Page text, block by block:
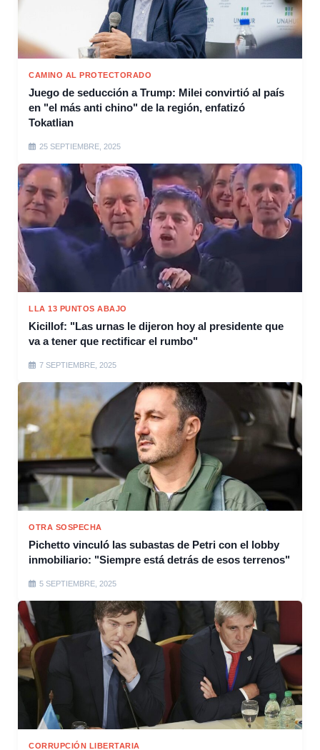
CAMINO AL PROTECTORADO
Juego de seducción a Trump: Milei convirtió al país
en "el más anti chino" de la región, enfatizó
Tokatlian
25 SEPTIEMBRE, 2025
LLA 13 PUNTOS ABAJO
Kicillof: "Las urnas le dijeron hoy al presidente que
va a tener que rectificar el rumbo"
7 SEPTIEMBRE, 2025
OTRA SOSPECHA
Pichetto vinculó las subastas de Petri con el lobby
inmobiliario: "Siempre está detrás de esos terrenos"
5 SEPTIEMBRE, 2025
CORRUPCIÓN LIBERTARIA